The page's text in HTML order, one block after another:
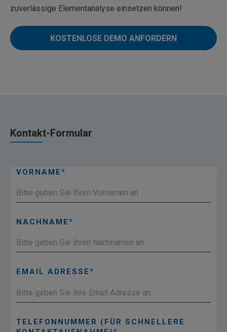
zuverlässige Elementanalyse einsetzen können!
KOSTENLOSE DEMO ANFORDERN
Kontakt-Formular
VORNAME
NACHNAME
EMAIL ADRESSE
TELEFONNUMMER (FÜR SCHNELLERE